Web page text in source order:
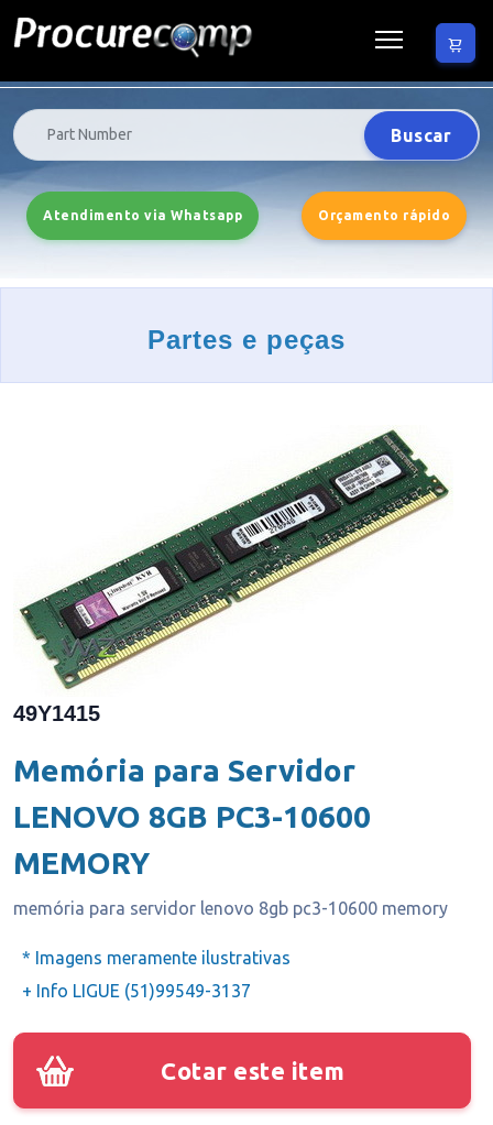
Buscar
Atendimento via Whatsapp Orçamento rápido
Partes e peças
49Y1415
Memória para Servidor
LENOVO 8GB PC3-10600
MEMORY
memória para servidor lenovo 8gb pc3-10600 memory
* Imagens meramente ilustrativas
+ Info LIGUE (51)99549-3137
Cotar este item